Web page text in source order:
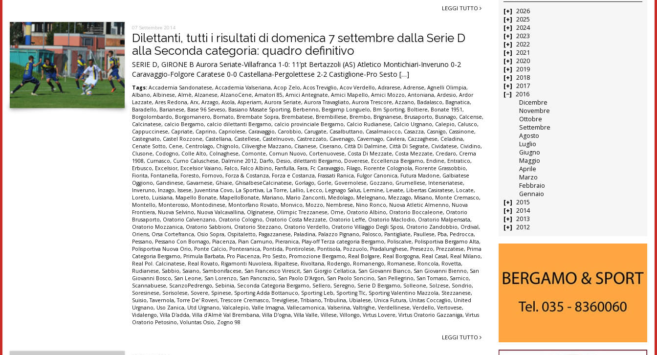
LEGGI TUTTO
07 Settembre 2014
Dilettanti, tutti i risultati di domenica 7 settembre dalla Serie D
alla Seconda categoria: quadro definitivo
SERIE D, GIRONE B Aurora Seriate-Villafranca 1-0: 11’pt Bertazzoli (AS) Atletico Montichiari-Inveruno 0-2
Caravaggio-Folgore Caratese 0-0 Castellana-Pergolettese 2-2 Castiglione-Pro Sesto […]
Tags: Accademia Sandonatese,Accademia Valseriana,Acop Zelo,Acos Treviglio,Acov Verdello,Adrarese,Adrense,Agnelli Olimpia,
Albano,Albinese,Almè,Alzanese,AlzanoCene,Amatori 85,Amici Antegnate,Amici Mapello,Amici Mozzo,Antoniana,Ardesio,Ardor
Lazzate,Ares Redona,Arx,Arzago,Asola,Asperiam,Aurora Seriate,Aurora Travagliato,Aurora Trescore,Azzano, Badalasco, Bagnatica,
Baradello, Barianese, Base 96 Seveso, Basiano Masate Sporting, Berbenno, Bergamp Longuelo, Bm Sporting, Boltiere, Bonate 1951,
Borgolombardo, Borgomanero, Bornato, Brembate Sopra, Brembatese, Brembillese, Brembo, Brignanese, Brusaporto, Busnago, Calcense,
Calcinatese, calcio Bergamo, calcio dilettanti Bergamo, calcio provinciale Bergamo, Calcio Rudianese, Calcio Urgnano, Calepio, Calusco,
Cappuccinese, Capriate, Caprino, Capriolese, Caravaggio, Carobbio, Carugate, Casalbuttano, Casalmaiocco, Casazza, Casnigo, Cassinone,
Castegnato, Castel Rozzone, Castellana, Castellese, Castelnuovo, Castrezzato, Cavenago, Cavernago, Cavlera, Cazzaghese, Celadina,
Cenate Sotto, Cene, Centrolago, Chignolo, Ciliverghe Mazzano, Cisanese, Ciserano, Città Di Dalmine, Città Di Segrate, Cividatese, Cividino,
Clusone, Codogno, Colle Alto, Colnaghese, Comonte, Comun Nuovo, Cortenuovese, Costa Di Mezzate, Costa Mezzate, Credaro, Crema
1908, Curnasco, Curno Caluschese, Dalmine 2012, Darfo, Desio, dilettanti Bergamo, Doverese, Eccellenza Bergamo, Endine, Entratico,
Erbusco, Excelsior, Excelsior Vaiano, Falco, Falco Albino, Fanfulla, Fara, Fc Caravaggio, Filago, Fiorente Colognola, Fiorente Grassobbio,
Fiorita, Fontanella, Foresto, Fornovo, Forza & Costanza, Forza e Costanza, Frassati Ranica, Fulgor Canonica, Futura Madone, Galbiatese
Oggiono, Gandinese, Gavarnese, Ghiaie, GhisalbeseCalcinatese, Gorlago, Gorle, Governolese, Gozzano, Grumellese, Interseriatese,
Inveruno, Inzago, Issese, Juventina Covo, La Sportiva, La Torre, Lallio, Lecco, Legnago Salus, Lemine, Levate, Libertas Casiratese, Locate,
Loreto, Luisiana, Mapello Bonate, MapelloBonate, Mariano, Mario Zanconti, Medolago, Melegnano, Mezzago, Misano, Monte Cremasco,
Montello, Monterosso, Montodinese, Montorfano Rovato, Monvico, Mozzo, Nembrese, Nino Ronco, Nuova Atletic Almenno, Nuova
Frontiera, Nuova Selvino, Nuova Valcavallina, Olginatese, Olimpic Trezzanese, Ome, Oratorio Albino, Oratorio Boccaleone, Oratorio
Brusaporto, Oratorio Calvenzano, Oratorio Cologno, Oratorio Costa Mezzate, Oratorio Leffe, Oratorio Maclodio, Oratorio Malpensata,
Oratorio Mozzanica, Oratorio Sabbioni, Oratorio Stezzano, Oratorio Verdello, Oratorio Villaggio Degli Sposi, Oratorio Zandobbio, Ordival,
Oriens, Orsa Cortefranca, Osio Sopra, Ospitaletto, Pagazzanese, Paladina, Palazzo Pignano, Palosco, Pantigliate, Paullese, Pba, Pedrocca,
Pessano, Pessano Con Bornago, Piacenza, Pian Camuno, Pieranica, Play-off Terza categoria Bergamo, Poliscalve, Polisportiva Bergamo Alta,
Polisportiva Nuova Orio, Ponte Calcio, Ponteranica, Pontida, Pontirolese, Pontisola, Pozzuolo, Pradalunghese, Presezzo, Prezzatese, Prima
Categoria Bergamo, Primula Barbata, Pro Piacenza, Pro Sesto, Promozione Bergamo, Real Bolgare, Real Borgogna, Real Casal, Real Milano,
Real Pol. Calcinatese, Real Rovato, Rigamonti Nuvolera, Ripaltese, Rivoltana, Rodengo, Romanengo, Romanese, Roncola, Rovetta,
Rudianese, Sabbio, Saiano, Sambonifacese, San Francesco Virescit, San Giorgio Cellatica, San Giovanni Bianco, San Giovanni Bienno, San
Giovanni Bosco, San Leone, San Lorenzo, San Pancrazio, San Paolo D'Argon, San Paolo Soncino, San Pellegrino, San Tomaso, Sarnico,
Scannabuese, ScanzoPedrengo, Sebinia, Seconda Categoria Bergamo, Sellero, Seregno, Serie D Bergamo, Solleone, Solzese, Sondrio,
Soresinese, Sorisolese, Sovere, Spinese, Sporting Adda Bottanuco, Sporting Leb, Sporting Tlc, Sporting Valentino Mazzola, Stezzanese,
Suisio,Tavernola,Torre De' Roveri,Trescore Cremasco,Trevigliese,Tribiano,Tribulina, Ubialese, Unica Futura, Unitas Coccaglio, United
Urgnano, Uso Zanica, Utd Urgnano,Valcalepio,Valle Imagna,Vallecamonica,Valserina,Valtrighe,Verdellinese,Verdello,Vertovese,
Vidalengo,Villa D'adda,Villa d'Almè Val Brembana,Villa D'ogna,Villa Valle,Villese,Villongo,Virtus Lovere,Virtus Oratorio Gazzaniga,Virtus
Oratorio Petosino,Voluntas Osio, Zogno 98
LEGGI TUTTO
2026
2025
2024
2023
2022
2021
2020
2019
2018
2017
2016
Dicembre
Novembre
Ottobre
Settembre
Agosto
Luglio
Giugno
Maggio
Aprile
Marzo
Febbraio
Gennaio
2015
2014
2013
2012